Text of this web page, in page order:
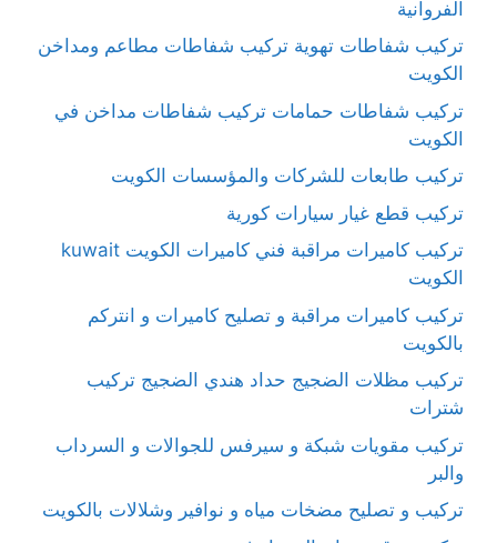
الفروانية
تركيب شفاطات تهوية تركيب شفاطات مطاعم ومداخن
الكويت
تركيب شفاطات حمامات تركيب شفاطات مداخن في
الكويت
تركيب طابعات للشركات والمؤسسات الكويت
تركيب قطع غيار سيارات كورية
تركيب كاميرات مراقبة فني كاميرات الكويت kuwait
الكويت
تركيب كاميرات مراقبة و تصليح كاميرات و انتركم
بالكويت
تركيب مظلات الضجيج حداد هندي الضجيج تركيب
شترات
تركيب مقويات شبكة و سيرفس للجوالات و السرداب
والبر
تركيب و تصليح مضخات مياه و نوافير وشلالات بالكويت